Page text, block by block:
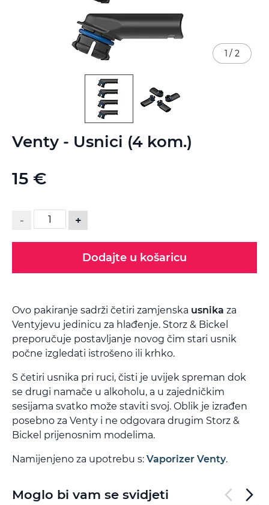
Venty - Usnici (4 kom.)
15 €
- +
Dodajte u košaricu
Ovo pakiranje sadrži četiri zamjenska usnika za
Ventyjevu jedinicu za hlađenje. Storz & Bickel
preporučuje postavljanje novog čim stari usnik
počne izgledati istrošeno ili krhko.
S četiri usnika pri ruci, čisti je uvijek spreman dok
se drugi namače u alkoholu, a u zajedničkim
sesijama svatko može staviti svoj. Oblik je izrađen
posebno za Venty i ne odgovara drugim Storz &
Bickel prijenosnim modelima.
Namijenjeno za upotrebu s: Vaporizer Venty.
1 / 2
to
of
gallery
Moglo bi vam se svidjeti